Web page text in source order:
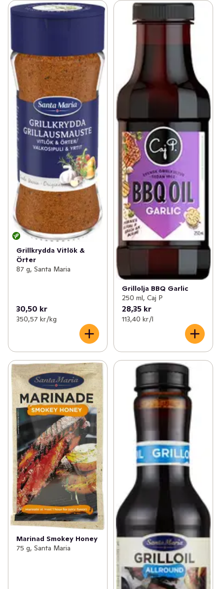
Grillkrydda Vitlök &
Örter
87 g, Santa Maria
30,50 kr
350,57 kr /kg
Grillolja BBQ Garlic
250 ml, Caj P
28,35 kr
113,40 kr /l
Marinad Smokey Honey
75 g, Santa Maria